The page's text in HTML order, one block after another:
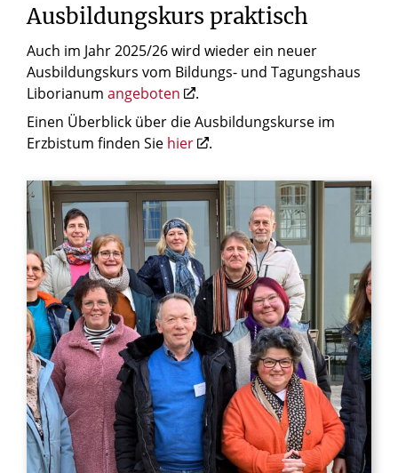
Ausbildungskurs praktisch
Auch im Jahr 2025/26 wird wieder ein neuer
Ausbildungskurs vom Bildungs- und Tagungshaus
Liborianum angeboten
.
Einen Überblick über die Ausbildungskurse im
Erzbistum finden Sie hier .